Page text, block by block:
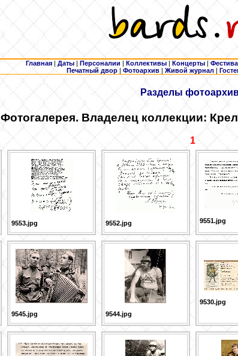
Главная | Даты | Персоналии | Коллективы | Концерты |
Печатный двор | Фотоархив | Живой журнал |
Разделы
Фотогалерея. Владелец коллекции:
1
9553.jpg 9552.jpg 9551.jpg
9545.jpg 9544.jpg
9530.jpg